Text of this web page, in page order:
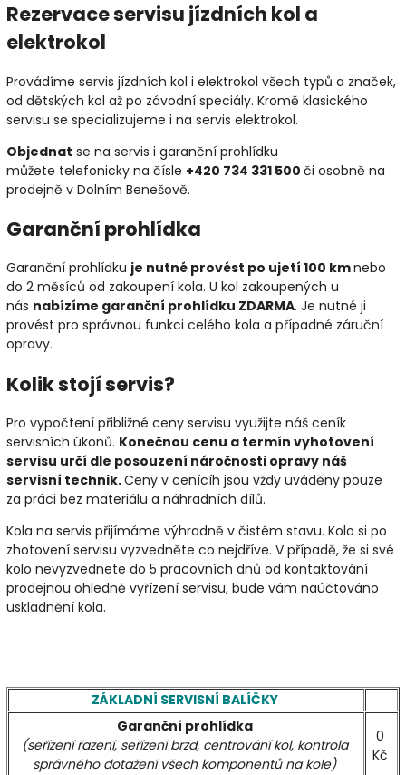
Rezervace servisu jízdních kol a
elektrokol
Provádíme servis jízdních kol i elektrokol všech typů a značek,
od dětských kol až po závodní speciály. Kromě klasického
servisu se specializujeme i na servis elektrokol.
Objednat se na servis i garanční prohlídku
můžete telefonicky na čísle +420 734 331 500 či osobně na
prodejně v Dolním Benešově.
Garanční prohlídka
Garanční prohlídku je nutné provést po ujetí 100 kmnebo
do 2 měsíců od zakoupení kola. U kol zakoupených u
nás nabízíme garanční prohlídku ZDARMA. Je nutné ji
provést pro správnou funkci celého kola a případné záruční
opravy.
Kolik stojí servis?
Pro vypočtení přibližné ceny servisu využijte náš ceník
servisních úkonů. Konečnou cenu a termín vyhotovení
servisu určí dle posouzení náročnosti opravy náš
servisní technik.Ceny v cenícíh jsou vždy uváděny pouze
za práci bez materiálu a náhradních dílů.
Kola na servis přijímáme výhradně v čistém stavu. Kolo si po
zhotovení servisu vyzvedněte co nejdříve. V případě, že si své
kolo nevyzvednete do 5 pracovních dnů od kontaktování
prodejnou ohledně vyřízení servisu, bude vám naúčtováno
uskladnění kola.
ZÁKLADNÍ SERVISNÍ BALÍČKY
Garanční prohlídka
(seřízení řazení, seřízení brzd, centrování kol, kontrola
správného dotažení všech komponentů na kole)
0
Kč